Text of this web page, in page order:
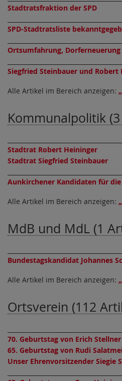
Stadtratsfraktion der SPD
SPD-Stadtratsliste
Ortsumfahrung,
Siegfried Steinbauer und
Alle Artikel im Bereich anzeigen:
Kommunalpolitik
Stadtrat Robert Heininger
Stadtrat Siegfried Steinbauer
Aunkirchener Kandidaten für
Alle Artikel im Bereich anzeigen:
MdB und MdL (1
Bundestagskandidat Johannes
Alle Artikel im Bereich anzeigen:
Ortsverein (112
70. Geburtstag von Erich Stellner
65. Geburtstag von Rudi
Unser Ehrenvorsitzender Siegie